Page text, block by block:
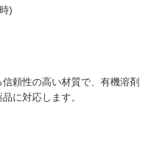
)
頼性の高い材質で、有機溶剤
に対応します。